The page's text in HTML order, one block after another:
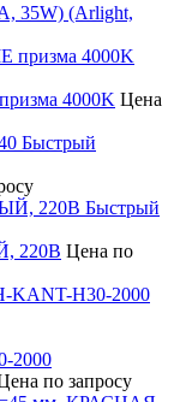
35W) (Arlight,
4000K Цена
Быстрый
Быстрый
220В Цена по
2000
по запросу